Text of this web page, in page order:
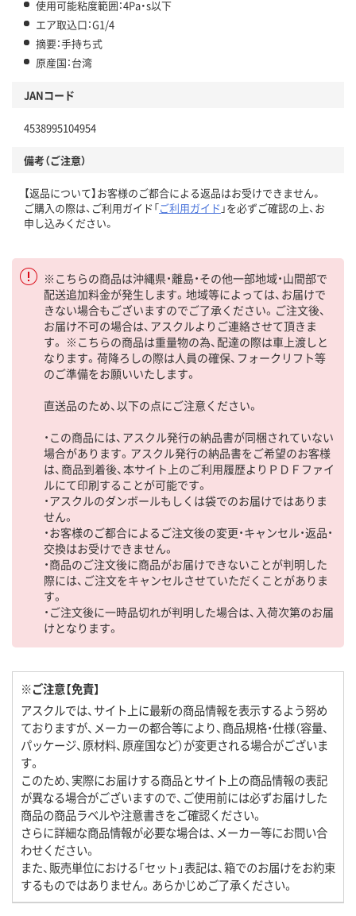
使用可能粘度範囲：4Pa・s以下
エア取込口：G1/4
摘要：手持ち式
原産国：台湾
JANコード
4538995104954
備考（ご注意）
【返品について】お客様のご都合による返品はお受けできません。
ご購入の際は、ご利用ガイド「ご利用ガイド 」を必ずご確認の上、お
申し込みください。
※こちらの商品は沖縄県・離島・その他一部地域・山間部で
配送追加料金が発生します。地域等によっては、お届けで
きない場合もございますのでご了承ください。ご注文後、
お届け不可の場合は、アスクルよりご連絡させて頂きま
す。 ※こちらの商品は重量物の為、配達の際は車上渡しと
なります。荷降ろしの際は人員の確保、フォークリフト等
のご準備をお願いいたします。
直送品のため、以下の点にご注意ください。
・この商品には、アスクル発行の納品書が同梱されていない
場合があります。アスクル発行の納品書をご希望のお客様
は、商品到着後、本サイト上のご利用履歴よりＰＤＦファイ
ルにて印刷することが可能です。
・アスクルのダンボールもしくは袋でのお届けではありま
せん。
・お客様のご都合によるご注文後の変更・キャンセル・返品・
交換はお受けできません。
・商品のご注文後に商品がお届けできないことが判明した
際には、ご注文をキャンセルさせていただくことがありま
す。
・ご注文後に一時品切れが判明した場合は、入荷次第のお届
けとなります。
※ご注意【免責】
アスクルでは、サイト上に最新の商品情報を表示するよう努め
ておりますが、メーカーの都合等により、商品規格・仕様（容量、
パッケージ、原材料、原産国など）が変更される場合がございま
す。
このため、実際にお届けする商品とサイト上の商品情報の表記
が異なる場合がございますので、ご使用前には必ずお届けした
商品の商品ラベルや注意書きをご確認ください。
さらに詳細な商品情報が必要な場合は、メーカー等にお問い合
わせください。
また、販売単位における「セット」表記は、箱でのお届けをお約束
するものではありません。あらかじめご了承ください。